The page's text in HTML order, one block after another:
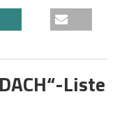
Liste